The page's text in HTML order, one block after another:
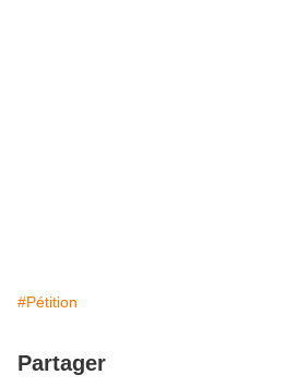
#Pétition
Partager